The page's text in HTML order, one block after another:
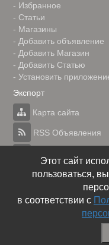
Этот сайт
пользоваться,
в соответствии с
- Избранное
- Статьи
- Магазины
- Добавить объявление
- Добавить Магазин
- Добавить Статью
- Установить
Экспорт
Карта сайта
RSS Объявления
RSS Магазины
© Газета объявлений